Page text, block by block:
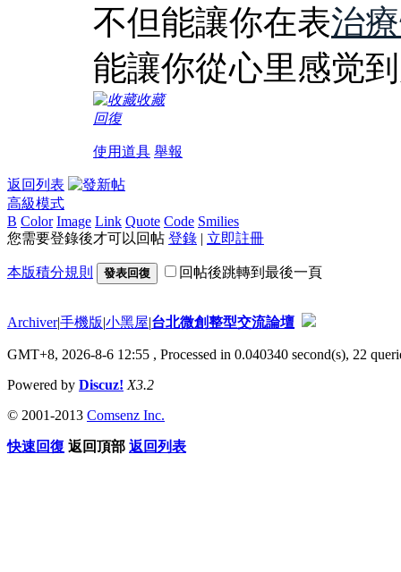
不但能讓你在表治
能讓你從心里感觉
收藏
回復
使用道具 舉報
返回列表
高級模式
B Color Image Link Quote Code Smilies
您需要登錄後才可以回帖 登錄 | 立即註冊
本版積分規則 發表回復 回帖後跳轉到最後一頁
Archiver|手機版|小黑屋|台北微創整型交流論壇
GMT+8, 2026-8-6 12:55 , Processed in 0.040340 second(s), 22
Powered by Discuz! X3.2
© 2001-2013 Comsenz Inc.
快速回復 返回頂部 返回列表